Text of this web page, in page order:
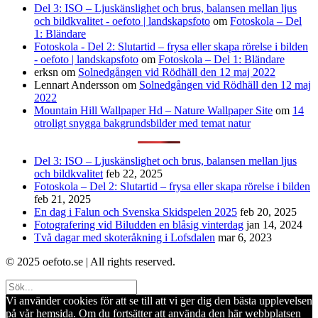
Del 3: ISO – Ljuskänslighet och brus, balansen mellan ljus
och bildkvalitet - oefoto | landskapsfoto om Fotoskola – Del
1: Bländare
Fotoskola - Del 2: Slutartid – frysa eller skapa rörelse i bilden
- oefoto | landskapsfoto om Fotoskola – Del 1: Bländare
erksn om Solnedgången vid Rödhäll den 12 maj 2022
Lennart Andersson om Solnedgången vid Rödhäll den 12 maj
2022
Mountain Hill Wallpaper Hd – Nature Wallpaper Site om 14
otroligt snygga bakgrundsbilder med temat natur
Del 3: ISO – Ljuskänslighet och brus, balansen mellan ljus
och bildkvalitet feb 22, 2025
Fotoskola – Del 2: Slutartid – frysa eller skapa rörelse i bilden
feb 21, 2025
En dag i Falun och Svenska Skidspelen 2025 feb 20, 2025
Fotografering vid Biludden en blåsig vinterdag jan 14, 2024
Två dagar med skoteråkning i Lofsdalen mar 6, 2023
© 2025 oefoto.se | All rights reserved.
Vi använder cookies för att se till att vi ger dig den bästa upplevelsen
på vår hemsida. Om du fortsätter att använda den här webbplatsen